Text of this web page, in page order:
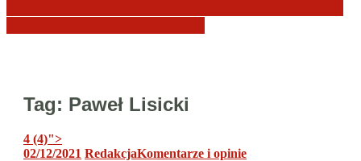
Tag: Paweł Lisicki
4 (4)">
02/12/2021 RedakcjaKomentarze i opinie